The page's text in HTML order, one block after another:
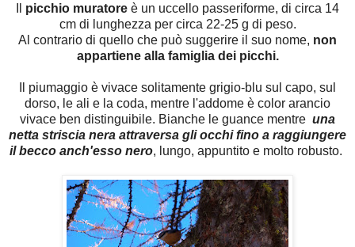
picchio muratore è un uccello passeriforme, di circa 14
cm di lunghezza per circa 22-25 g di peso.
Al contrario di quello che può suggerire il suo nome, non
appartiene alla famiglia dei picchi.
Il piumaggio è vivace solitamente grigio-blu sul capo, sul
dorso, le ali e la coda, mentre l'addome è color arancio
vivace ben distinguibile. Bianche le guance mentre una
netta striscia nera attraversa gli occhi fino a raggiungere
il becco anch'esso nero, lungo, appuntito e molto robusto.